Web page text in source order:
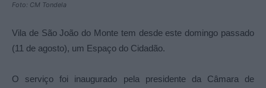
Foto: CM Tondela
Vila de São João do Monte tem desde este domingo passado
(11 de agosto), um Espaço do Cidadão.
O serviço foi inaugurado pela presidente da Câmara de